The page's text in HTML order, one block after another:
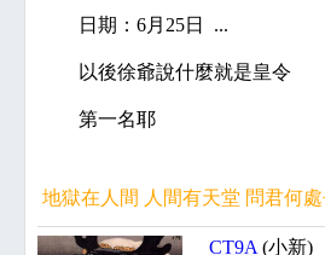
日期：6月25日 ...
以後徐爺說什麼就是皇令
第一名耶
地獄在人間 人間有天堂 問君何
CT9A (小新)